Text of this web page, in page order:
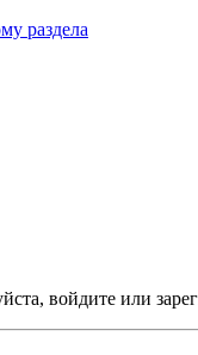
раздела
войдите или